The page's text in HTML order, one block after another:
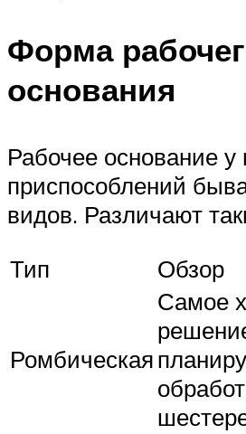
Форма
основания
Рабочее основание
приспособлений
видов. Различают
Тип
Обзор
Ромбическая
Самое